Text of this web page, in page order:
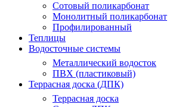
Сотовый поликарбонат
Монолитный поликарбонат
Профилированный
Теплицы
Водосточные системы
Металлический водосток
ПВХ (пластиковый)
Террасная доска (ДПК)
Террасная доска